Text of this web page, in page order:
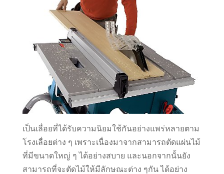
เป็นเลื่อยที่ได้รับความนิยมใช้กันอย่างแพร่หลายตาม
โรงเลื่อยต่าง ๆ เพราะเนื่องมาจากสามารถตัดแผ่นไม้
ที่มีขนาดใหญ่ ๆ ได้อย่างสบาย และนอกจากนั้นยัง
สามารถที่จะตัดไม้ให้มีลักษณะต่าง ๆกัน ได้อย่าง